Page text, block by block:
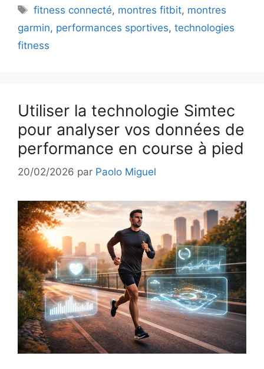
Étiquettes
fitness connecté, montres fitbit, montres
garmin, performances sportives, technologies
fitness
Utiliser la technologie Simtec
pour analyser vos données de
performance en course à pied
20/02/2026 par Paolo Miguel